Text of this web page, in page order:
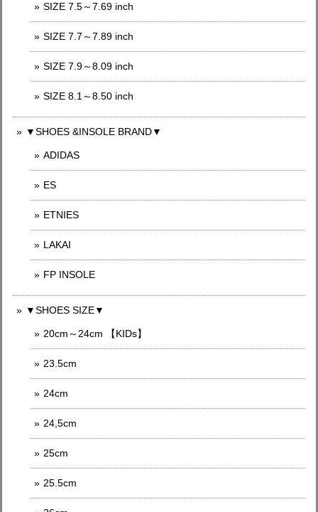
SIZE 7.5～7.69 inch
SIZE 7.7～7.89 inch
SIZE 7.9～8.09 inch
SIZE 8.1～8.50 inch
▼SHOES &INSOLE BRAND▼
ADIDAS
ES
ETNIES
LAKAI
FP INSOLE
▼SHOES SIZE▼
20cm～24cm 【KIDs】
23.5cm
24cm
24,5cm
25cm
25.5cm